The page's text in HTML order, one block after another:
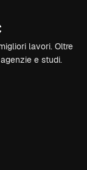
lavori. Oltre
e studi.